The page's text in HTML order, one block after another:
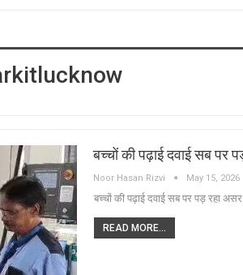
बच्चों की पढ़ाई दवाई सब पर
Noor Hasan Rizvi May 15, 2026
बच्चों की पढ़ाई दवाई सब पर पड़ रहा असर
READ MORE...